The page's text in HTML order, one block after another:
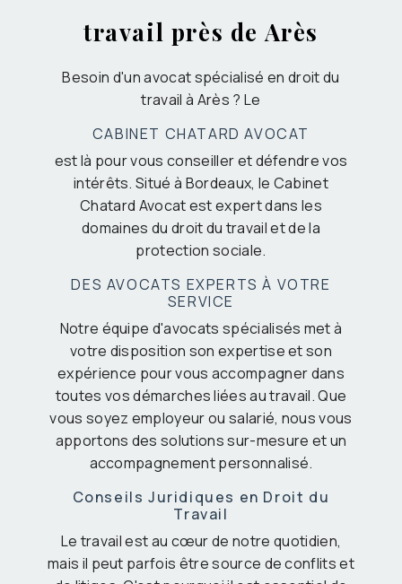
travail près de Arès
Besoin d'un avocat spécialisé en droit du
travail à Arès ? Le
CABINET CHATARD AVOCAT
est là pour vous conseiller et défendre vos
intérêts. Situé à Bordeaux, le Cabinet
Chatard Avocat est expert dans les
domaines du droit du travail et de la
protection sociale.
DES AVOCATS EXPERTS À VOTRE
SERVICE
Notre équipe d'avocats spécialisés met à
votre disposition son expertise et son
expérience pour vous accompagner dans
toutes vos démarches liées au travail. Que
vous soyez employeur ou salarié, nous vous
apportons des solutions sur-mesure et un
accompagnement personnalisé.
Conseils Juridiques en Droit du
Travail
Le travail est au cœur de notre quotidien,
mais il peut parfois être source de conflits et